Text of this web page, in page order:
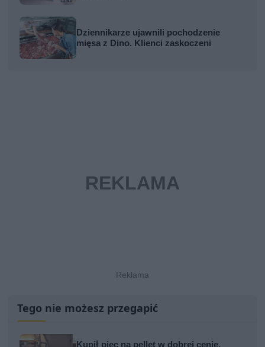
Dziennikarze ujawnili pochodzenie
mięsa z Dino. Klienci zaskoczeni
Tego nie możesz przegapić
Kupił piec na pellet w dobrej cenie.